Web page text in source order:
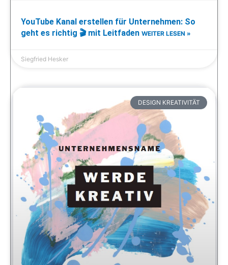
YouTube Kanal erstellen für Unternehmen: So
geht es richtig 🎬 mit Leitfaden WEITER LESEN »
Siegfried Hesker
DESIGN KREATIVITÄT